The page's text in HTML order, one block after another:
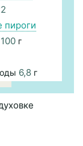
пироги
100г
6,8 г